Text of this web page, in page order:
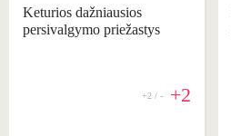
Keturios dažniausios
persivalgymo priežastys
+2 / - +2